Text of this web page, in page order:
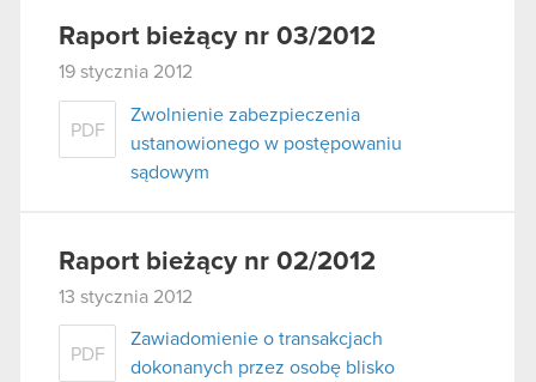
Raport bieżący nr 03/2012
19 stycznia 2012
PDF
Zwolnienie zabezpieczenia
ustanowionego w postępowaniu
sądowym
Raport bieżący nr 02/2012
13 stycznia 2012
PDF
Zawiadomienie o transakcjach
dokonanych przez osobę blisko